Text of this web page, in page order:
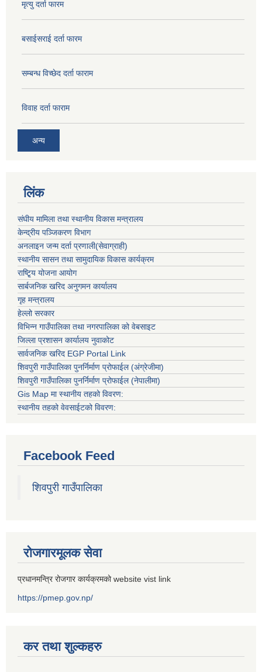
मृत्यु दर्ता फारम
बसाईसराई दर्ता फारम
सम्बन्ध विच्छेद दर्ता फाराम
विवाह दर्ता फाराम
अन्य
लिंक
संघीय मामिला तथा स्थानीय विकास मन्त्रालय
केन्द्रीय पञ्जिकरण विभाग
अनलाइन जन्म दर्ता प्रणाली(सेवाग्राही)
स्थानीय सासन तथा सामुदायिक विकास कार्यक्रम
राष्टि्ृय योजना आयोग
सार्बजनिक खरिद अनुगमन कार्यालय
गृह मन्त्रालय
हेल्लो सरकार
विभिन्न गाउँपालिका तथा नगरपालिका को वेबसाइट
जिल्ला प्रशासन कार्यालय नुवाकोट
सार्वजनिक खरिद EGP Portal Link
शिवपुरी गाउँपालिका पुनर्निर्माण प्रोफाईल (अंग्रेजीमा)
शिवपुरी गाउँपालिका पुनर्निर्माण प्रोफाईल (नेपालीमा)
Gis Map मा स्थानीय तहको विवरण:
स्थानीय तहको वेवसाईटको विवरण:
Facebook Feed
शिवपुरी गाउँपालिका
रोजगारमूलक सेवा
प्रधानमन्त्रि रोजगार कार्यक्रमको website vist link
https://pmep.gov.np/
कर तथा शुल्कहरु